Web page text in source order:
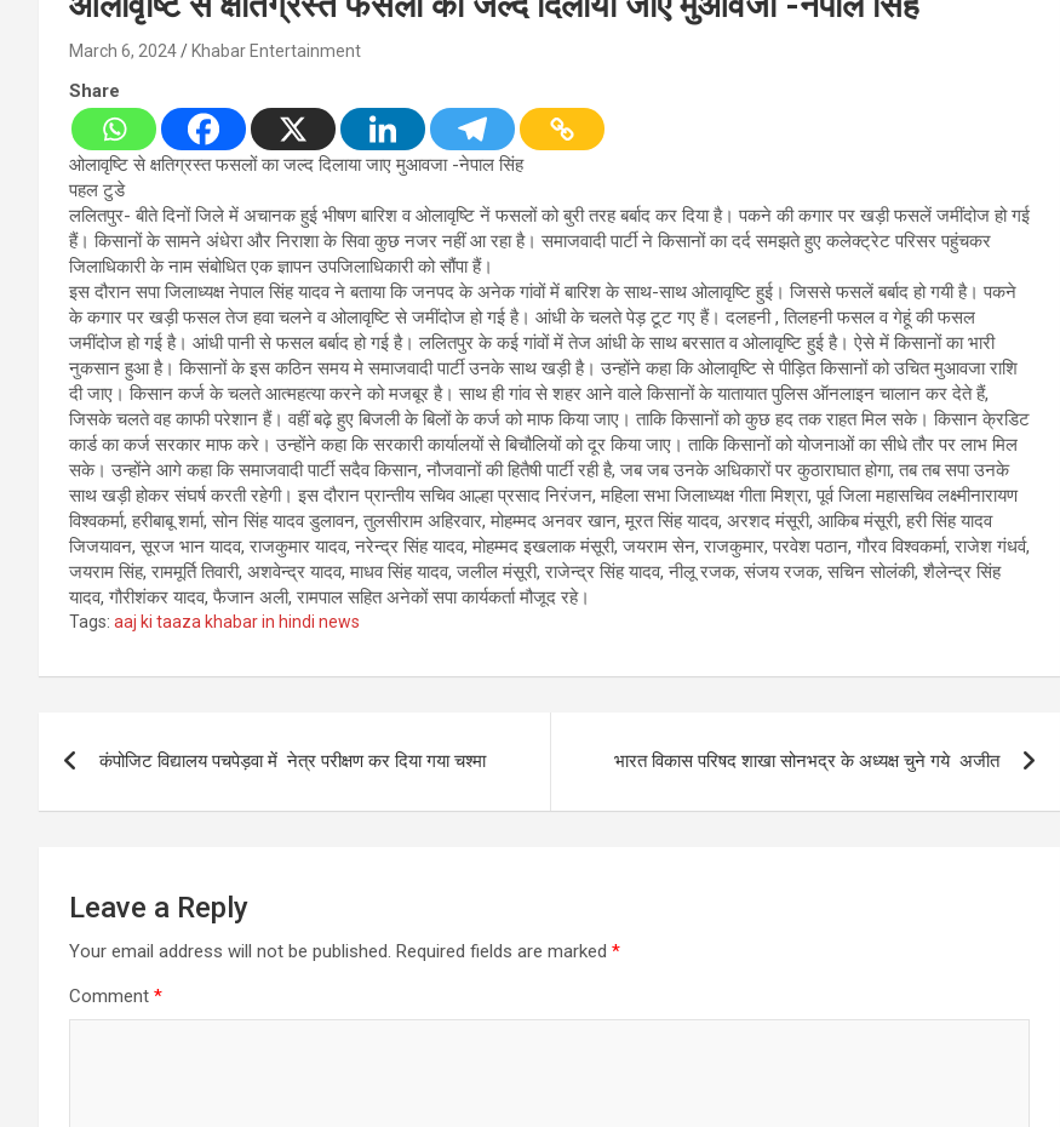
March 6, 2024 Khabar Entertainment
Share
ओलावृष्टि से क्षतिग्रस्त फसलों का जल्द दिलाया जाए मुआवजा -नेपाल सिंह
पहल टुडे
ललितपुर- बीते दिनों जिले में अचानक हुई भीषण बारिश व ओलावृष्टि नें फसलों को बुरी तरह बर्बाद कर दिया है। पकने की कगार पर खड़ी फसलें जमींदोज हो गई
हैं। किसानों के सामने अंधेरा और निराशा के सिवा कुछ नजर नहीं आ रहा है। समाजवादी पार्टी ने किसानों का दर्द समझते हुए कलेक्ट्रेट परिसर पहुंचकर
जिलाधिकारी के नाम संबोधित एक ज्ञापन उपजिलाधिकारी को सौंपा हैं।
इस दौरान सपा जिलाध्यक्ष नेपाल सिंह यादव ने बताया कि जनपद के अनेक गांवों में बारिश के साथ-साथ ओलावृष्टि हुई। जिससे फसलें बर्बाद हो गयी है। पकने
के कगार पर खड़ी फसल तेज हवा चलने व ओलावृष्टि से जमींदोज हो गई है। आंधी के चलते पेड़ टूट गए हैं। दलहनी , तिलहनी फसल व गेहूं की फसल
जमींदोज हो गई है। आंधी पानी से फसल बर्बाद हो गई है। ललितपुर के कई गांवों में तेज आंधी के साथ बरसात व ओलावृष्टि हुई है। ऐसे में किसानों का भारी
नुकसान हुआ है। किसानों के इस कठिन समय मे समाजवादी पार्टी उनके साथ खड़ी है। उन्होंने कहा कि ओलावृष्टि से पीड़ित किसानों को उचित मुआवजा राशि
दी जाए। किसान कर्ज के चलते आत्महत्या करने को मजबूर है। साथ ही गांव से शहर आने वाले किसानों के यातायात पुलिस ऑनलाइन चालान कर देते हैं,
जिसके चलते वह काफी परेशान हैं। वहीं बढ़े हुए बिजली के बिलों के कर्ज को माफ किया जाए। ताकि किसानों को कुछ हद तक राहत मिल सके। किसान के्रडिट
कार्ड का कर्ज सरकार माफ करे। उन्होंने कहा कि सरकारी कार्यालयों से बिचौलियों को दूर किया जाए। ताकि किसानों को योजनाओं का सीधे तौर पर लाभ मिल
सके। उन्होंने आगे कहा कि समाजवादी पार्टी सदैव किसान, नौजवानों की हितैषी पार्टी रही है, जब जब उनके अधिकारों पर कुठाराघात होगा, तब तब सपा उनके
साथ खड़ी होकर संघर्ष करती रहेगी। इस दौरान प्रान्तीय सचिव आल्हा प्रसाद निरंजन, महिला सभा जिलाध्यक्ष गीता मिश्रा, पूर्व जिला महासचिव लक्ष्मीनारायण
विश्वकर्मा, हरीबाबू शर्मा, सोन सिंह यादव डुलावन, तुलसीराम अहिरवार, मोहम्मद अनवर खान, मूरत सिंह यादव, अरशद मंसूरी, आकिब मंसूरी, हरी सिंह यादव
जिजयावन, सूरज भान यादव, राजकुमार यादव, नरेन्द्र सिंह यादव, मोहम्मद इखलाक मंसूरी, जयराम सेन, राजकुमार, परवेश पठान, गौरव विश्वकर्मा, राजेश गंधर्व,
जयराम सिंह, राममूर्ति तिवारी, अशवेन्द्र यादव, माधव सिंह यादव, जलील मंसूरी, राजेन्द्र सिंह यादव, नीलू रजक, संजय रजक, सचिन सोलंकी, शैलेन्द्र सिंह
यादव, गौरीशंकर यादव, फैजान अली, रामपाल सहित अनेकों सपा कार्यकर्ता मौजूद रहे।
Tags: aaj ki taaza khabar in hindi news
navigation
कंपोजिट विद्यालय पचपेड़वा में नेत्र परीक्षण कर दिया गया चश्मा भारत विकास परिषद शाखा सोनभद्र के अध्यक्ष चुने गये अजीत
Leave a Reply
Your email address will not be published. Required fields are marked *
Comment *